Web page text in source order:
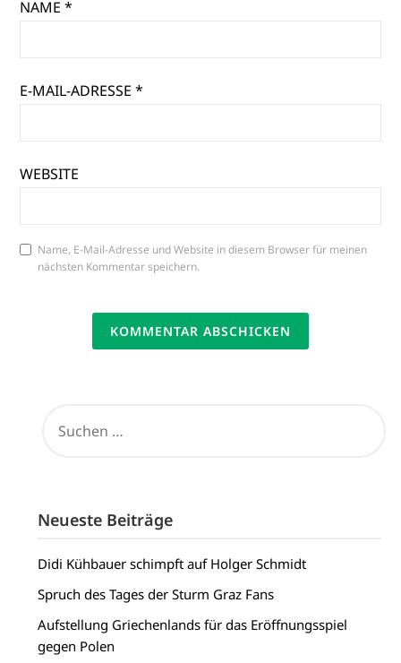
NAME*
E-MAIL-ADRESSE*
WEBSITE
Name, E-Mail-Adresse und Website in diesem Browser für meinen
nächsten Kommentar speichern.
NACH:
Neueste Beiträge
Didi Kühbauer schimpft auf Holger Schmidt
Spruch des Tages der Sturm Graz Fans
Aufstellung Griechenlands für das Eröffnungsspiel
gegen Polen